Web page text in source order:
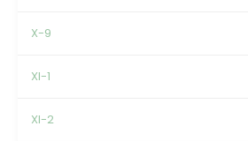
X-9
XI-1
XI-2